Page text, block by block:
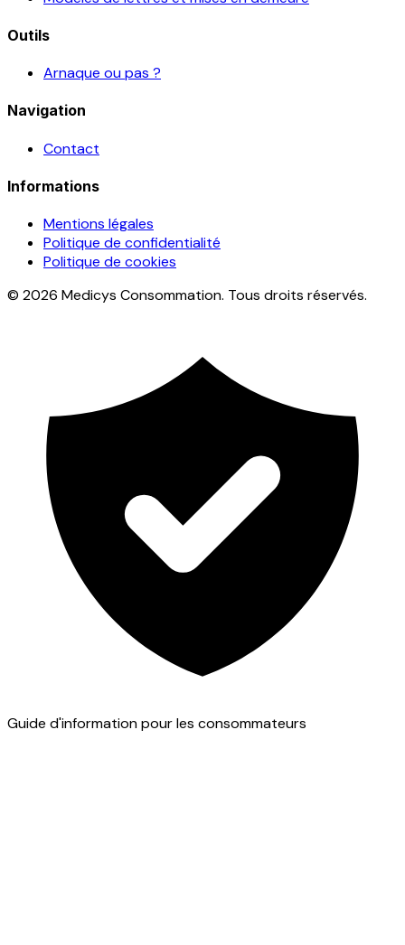
Outils
Arnaque ou pas ?
Navigation
Contact
Informations
Mentions légales
Politique de confidentialité
Politique de cookies
© 2026 Medicys Consommation. Tous droits réservés.
Guide d'information pour les consommateurs